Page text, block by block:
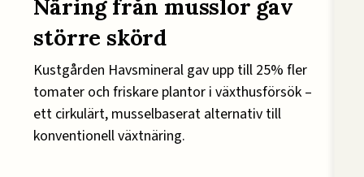
Näring från musslor gav
större skörd
Kustgården Havsmineral gav upp till 25% fler
tomater och friskare plantor i växthusförsök –
ett cirkulärt, musselbaserat alternativ till
konventionell växtnäring.